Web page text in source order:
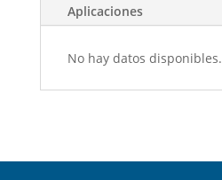
Aplicaciones
No hay datos disponibles.